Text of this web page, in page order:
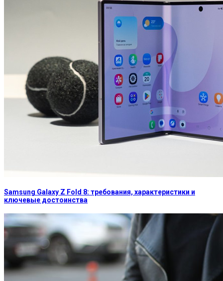
Samsung Galaxy Z Fold 8: требования, характеристики и
ключевые достоинства